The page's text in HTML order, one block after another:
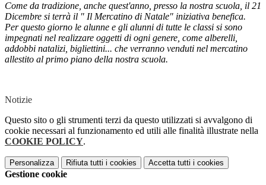
Come da tradizione, anche quest'anno, presso la nostra scuola, il 21
Dicembre si terrà il " Il Mercatino di Natale" iniziativa benefica.
Per questo giorno le alunne e gli alunni di tutte le classi si sono
impegnati nel realizzare oggetti di ogni genere, come alberelli,
addobbi natalizi, bigliettini... che verranno venduti nel mercatino
allestito al primo piano della nostra scuola.
Notizie
Questo sito o gli strumenti terzi da questo utilizzati si avvalgono di
cookie necessari al funzionamento ed utili alle finalità illustrate nella
COOKIE POLICY.
Personalizza Rifiuta tutti i cookies Accetta tutti i cookies
Gestione cookie